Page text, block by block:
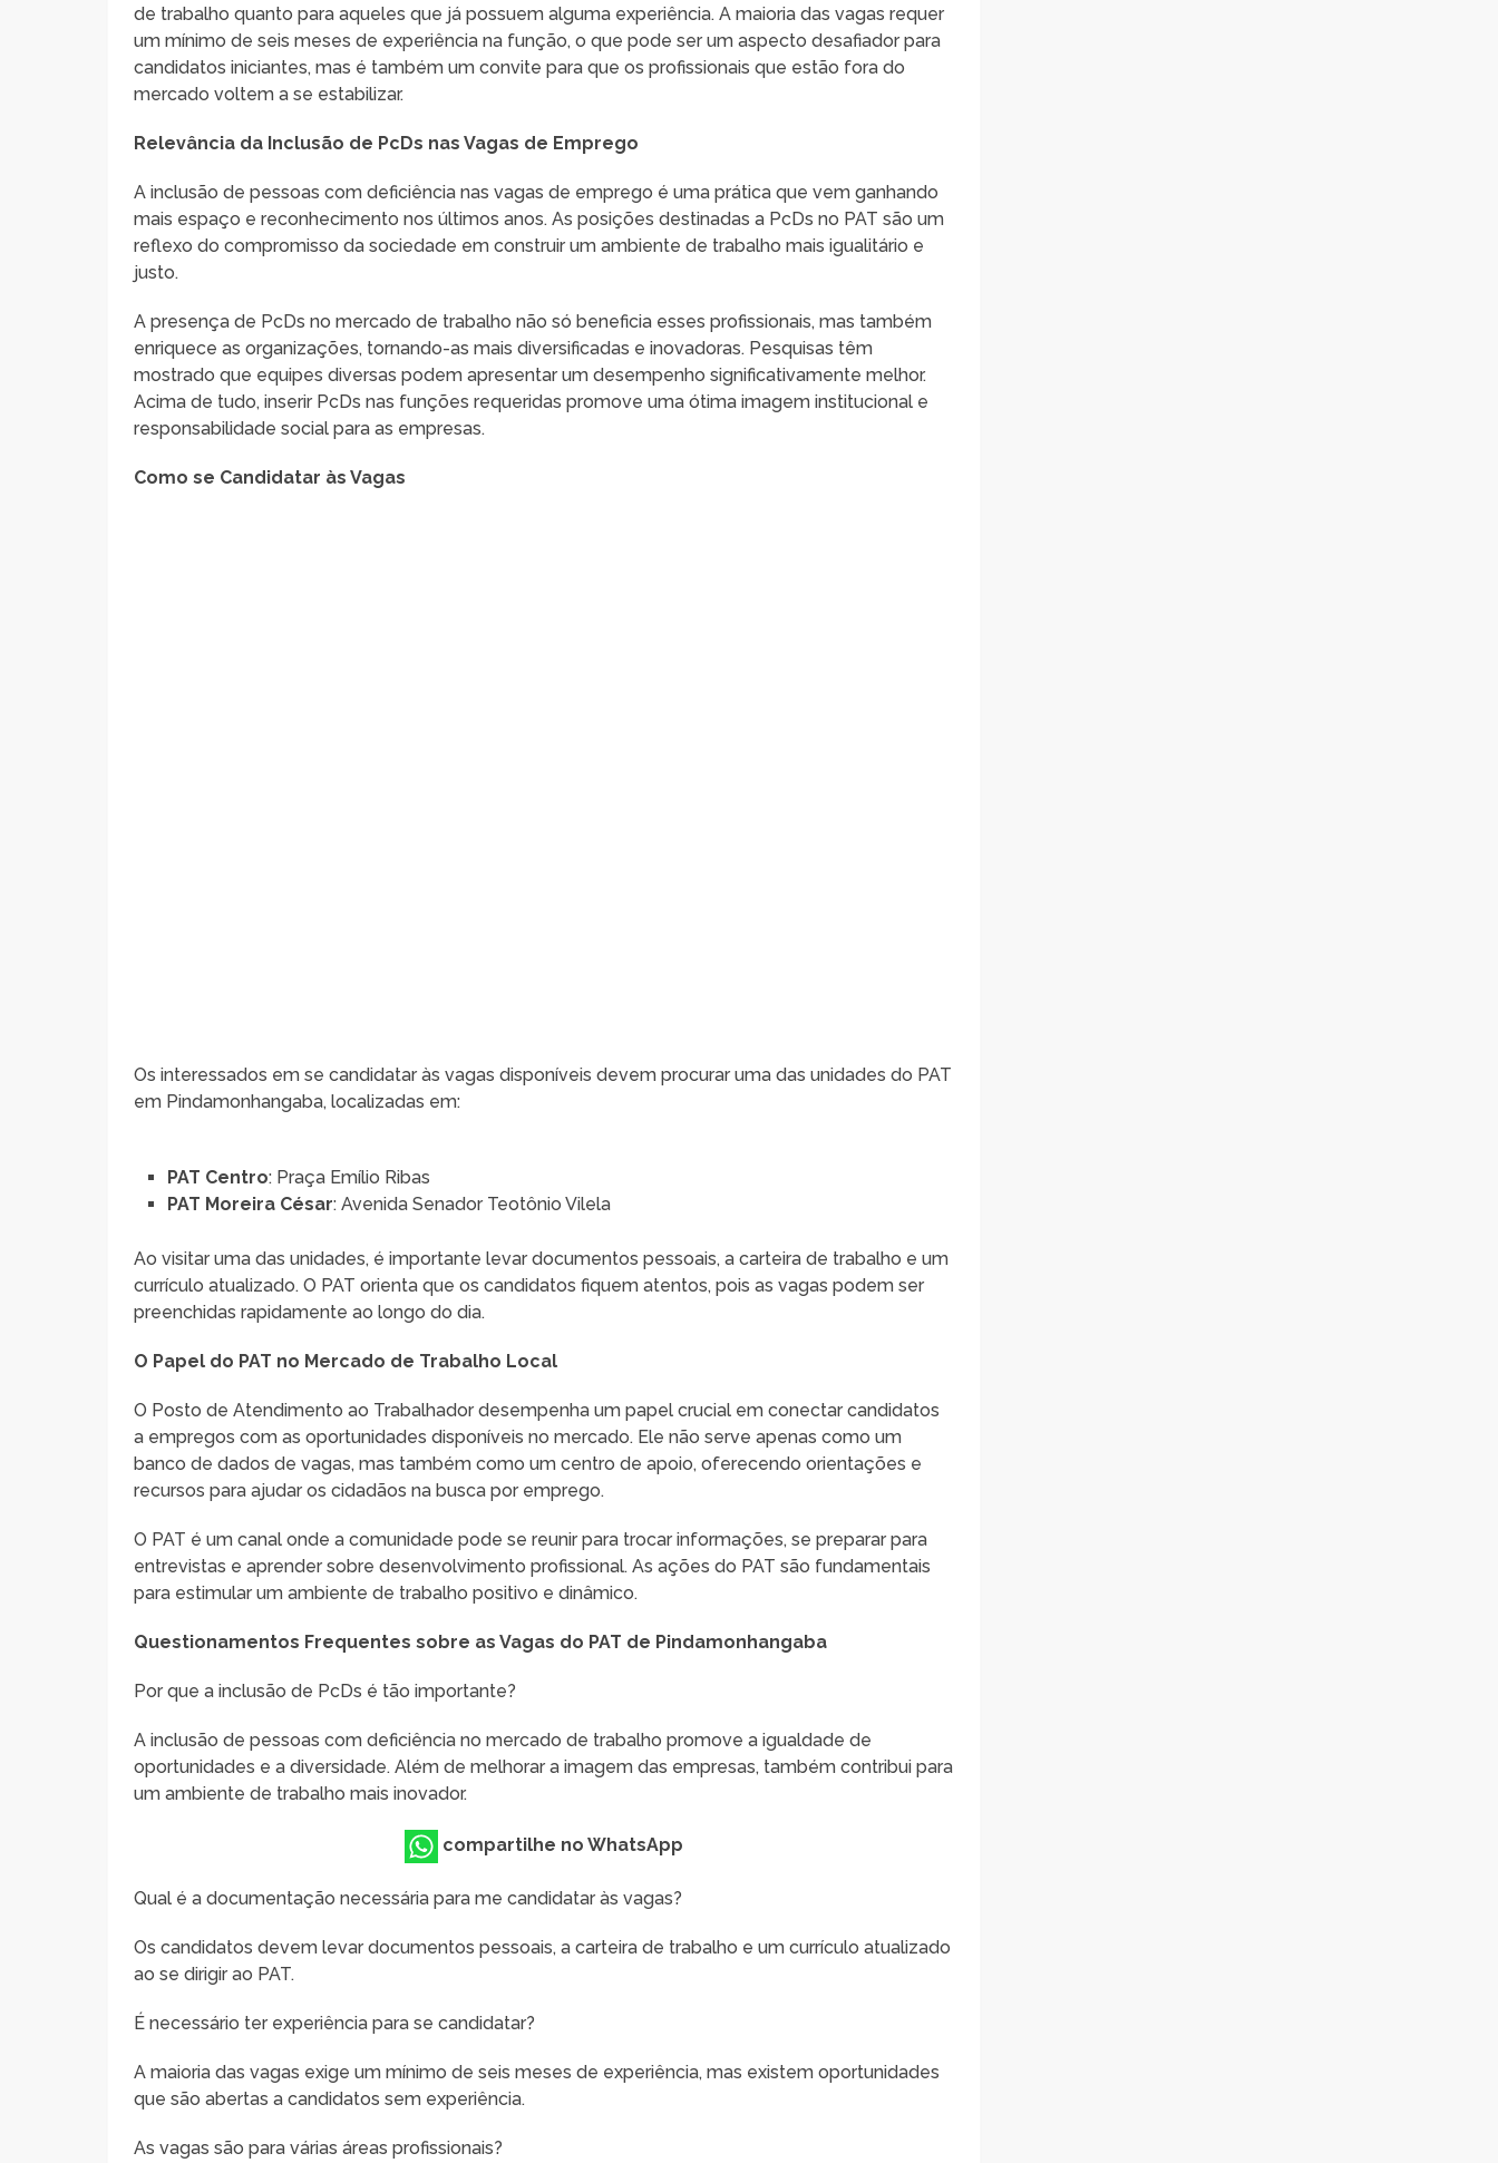
de trabalho quanto para aqueles que já possuem alguma experiência. A maioria das vagas requer
um mínimo de seis meses de experiência na função, o que pode ser um aspecto desafiador para
candidatos iniciantes, mas é também um convite para que os profissionais que estão fora do
mercado voltem a se estabilizar.
Relevância da Inclusão de PcDs nas Vagas de Emprego
A inclusão de pessoas com deficiência nas vagas de emprego é uma prática que vem ganhando
mais espaço e reconhecimento nos últimos anos. As posições destinadas a PcDs no PAT são um
reflexo do compromisso da sociedade em construir um ambiente de trabalho mais igualitário e
justo.
A presença de PcDs no mercado de trabalho não só beneficia esses profissionais, mas também
enriquece as organizações, tornando-as mais diversificadas e inovadoras. Pesquisas têm
mostrado que equipes diversas podem apresentar um desempenho significativamente melhor.
Acima de tudo, inserir PcDs nas funções requeridas promove uma ótima imagem institucional e
responsabilidade social para as empresas.
Como se Candidatar às Vagas
Os interessados em se candidatar às vagas disponíveis devem procurar uma das unidades do PAT
em Pindamonhangaba, localizadas em:
PAT Centro: Praça Emílio Ribas
PAT Moreira César: Avenida Senador Teotônio Vilela
Ao visitar uma das unidades, é importante levar documentos pessoais, a carteira de trabalho e um
currículo atualizado. O PAT orienta que os candidatos fiquem atentos, pois as vagas podem ser
preenchidas rapidamente ao longo do dia.
O Papel do PAT no Mercado de Trabalho Local
O Posto de Atendimento ao Trabalhador desempenha um papel crucial em conectar candidatos
a empregos com as oportunidades disponíveis no mercado. Ele não serve apenas como um
banco de dados de vagas, mas também como um centro de apoio, oferecendo orientações e
recursos para ajudar os cidadãos na busca por emprego.
O PAT é um canal onde a comunidade pode se reunir para trocar informações, se preparar para
entrevistas e aprender sobre desenvolvimento profissional. As ações do PAT são fundamentais
para estimular um ambiente de trabalho positivo e dinâmico.
Questionamentos Frequentes sobre as Vagas do PAT de Pindamonhangaba
Por que a inclusão de PcDs é tão importante?
A inclusão de pessoas com deficiência no mercado de trabalho promove a igualdade de
oportunidades e a diversidade. Além de melhorar a imagem das empresas, também contribui para
um ambiente de trabalho mais inovador.
compartilhe no WhatsApp
Qual é a documentação necessária para me candidatar às vagas?
Os candidatos devem levar documentos pessoais, a carteira de trabalho e um currículo atualizado
ao se dirigir ao PAT.
É necessário ter experiência para se candidatar?
A maioria das vagas exige um mínimo de seis meses de experiência, mas existem oportunidades
que são abertas a candidatos sem experiência.
As vagas são para várias áreas profissionais?